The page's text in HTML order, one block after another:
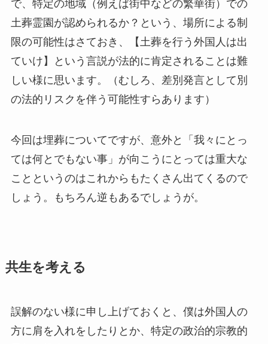
で、特定の地域（例えば街中などの繁華街）での
土葬霊園が認められるか？という、場所による制
限の可能性はさておき、【土葬を行う外国人は出
ていけ】という言説が法的に肯定されることは難
しい様に思います。（むしろ、差別発言として別
の法的リスクを伴う可能性すらあります）
今回は埋葬についてですが、意外と「我々にとっ
ては何とでもない事」が向こうにとっては重大な
ことというのはこれからもたくさん出てくるので
しょう。もちろん逆もあるでしょうが。
共生を考える
誤解のない様に申し上げておくと、僕は外国人の
方に肩を入れをしたりとか、特定の政治的宗教的